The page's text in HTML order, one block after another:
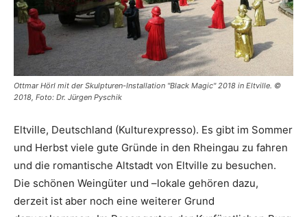
Ottmar Hörl mit der Skulpturen-Installation "Black Magic" 2018 in Eltville. ©
2018, Foto: Dr. Jürgen Pyschik
Eltville, Deutschland (Kulturexpresso). Es gibt im Sommer
und Herbst viele gute Gründe in den Rheingau zu fahren
und die romantische Altstadt von Eltville zu besuchen.
Die schönen Weingüter und –lokale gehören dazu,
derzeit ist aber noch eine weiterer Grund